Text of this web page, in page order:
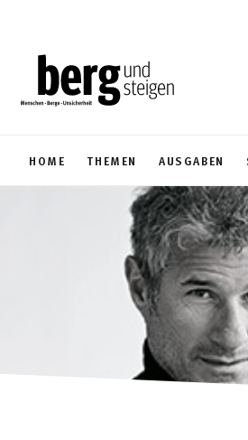
HOME THEMEN AUSGABEN